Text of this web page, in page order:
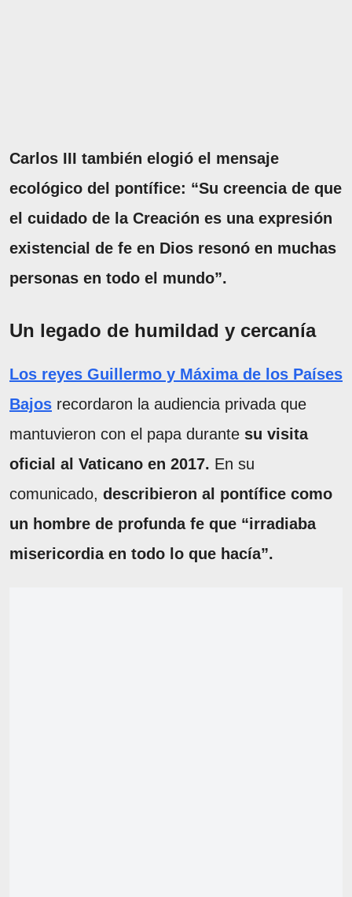
Carlos III también elogió el mensaje
ecológico del pontífice: “Su creencia de que
el cuidado de la Creación es una expresión
existencial de fe en Dios resonó en muchas
personas en todo el mundo”.
Un legado de humildad y cercanía
Los reyes Guillermo y Máxima de los Países
Bajos recordaron la audiencia privada que
mantuvieron con el papa durante su visita
oficial al Vaticano en 2017. En su
comunicado, describieron al pontífice como
un hombre de profunda fe que “irradiaba
misericordia en todo lo que hacía”.